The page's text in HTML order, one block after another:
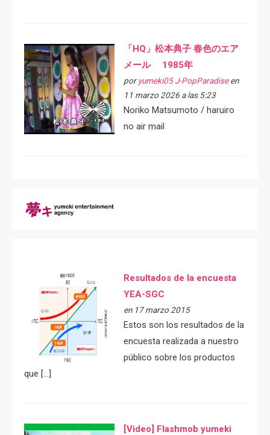
「HQ」松本典子 春色のエア
メール 1985年
por yumeki05 J-PopParadiseen
11 marzo 2026 a las 5:23
Noriko Matsumoto / haruiro
no air mail
Resultados de la encuesta
YEA-SGC
en 17 marzo 2015
Estos son los resultados de la
encuesta realizada a nuestro
público sobre los productos
que […]
[Video] Flashmob yumeki